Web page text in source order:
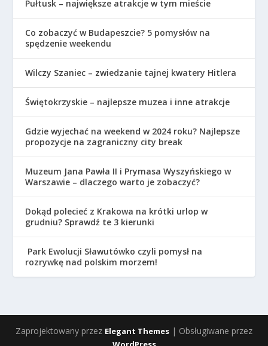
Pułtusk – największe atrakcje w tym mieście
Co zobaczyć w Budapeszcie? 5 pomysłów na
spędzenie weekendu
Wilczy Szaniec – zwiedzanie tajnej kwatery Hitlera
Świętokrzyskie – najlepsze muzea i inne atrakcje
Gdzie wyjechać na weekend w 2024 roku? Najlepsze
propozycje na zagraniczny city break
Muzeum Jana Pawła II i Prymasa Wyszyńskiego w
Warszawie – dlaczego warto je zobaczyć?
Dokąd polecieć z Krakowa na krótki urlop w
grudniu? Sprawdź te 3 kierunki
Park Ewolucji Sławutówko czyli pomysł na
rozrywkę nad polskim morzem!
Zaprojektowany przez Elegant Themes | Obsługiwane przez